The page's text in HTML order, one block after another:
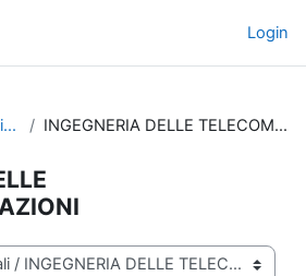
Login
Magistrali INGEGNERIA DELLE TELECOMUNICAZIONI